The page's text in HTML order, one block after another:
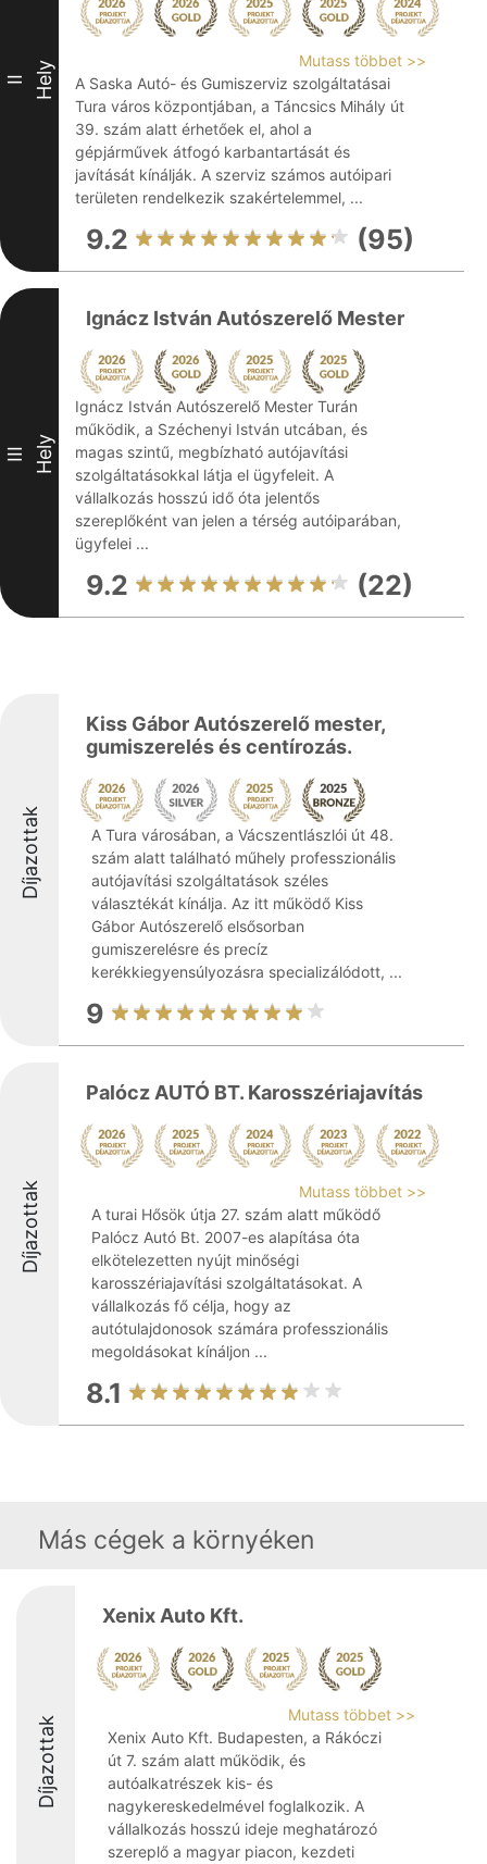
II Hely
Mutass többet >>
A Saska Autó- és Gumiszerviz szolgáltatásai
Tura város központjában, a Táncsics Mihály út
39. szám alatt érhetőek el, ahol a
gépjárművek átfogó karbantartását és
javítását kínálják. A szerviz számos autóipari
területen rendelkezik szakértelemmel, ...
9.2 (95)
III Hely
Ignácz István Autószerelő Mester
Ignácz István Autószerelő Mester Turán
működik, a Széchenyi István utcában, és
magas szintű, megbízható autójavítási
szolgáltatásokkal látja el ügyfeleit. A
vállalkozás hosszú idő óta jelentős
szereplőként van jelen a térség autóiparában,
ügyfelei ...
9.2 (22)
Díjazottak
Kiss Gábor Autószerelő mester,
gumiszerelés és centírozás.
A Tura városában, a Vácszentlászlói út 48.
szám alatt található műhely professzionális
autójavítási szolgáltatások széles
választékát kínálja. Az itt működő Kiss
Gábor Autószerelő elsősorban
gumiszerelésre és precíz
kerékkiegyensúlyozásra specializálódott, ...
9
Díjazottak
Palócz AUTÓ BT. Karosszériajavítás
Mutass többet >>
A turai Hősök útja 27. szám alatt működő
Palócz Autó Bt. 2007-es alapítása óta
elkötelezetten nyújt minőségi
karosszériajavítási szolgáltatásokat. A
vállalkozás fő célja, hogy az
autótulajdonosok számára professzionális
megoldásokat kínáljon ...
8.1
Más cégek a környéken
Díjazottak
Xenix Auto Kft.
Mutass többet >>
Xenix Auto Kft. Budapesten, a Rákóczi
út 7. szám alatt működik, és
autóalkatrészek kis- és
nagykereskedelmével foglalkozik. A
vállalkozás hosszú ideje meghatározó
szereplő a magyar piacon, kezdeti